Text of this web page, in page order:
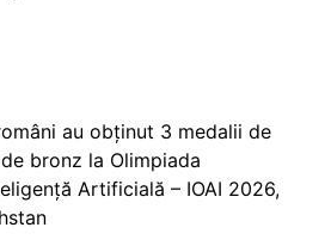
au obținut 3 medalii de
bronz la Olimpiada
Artificială – IOAI 2026,